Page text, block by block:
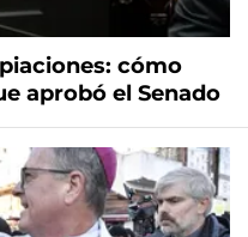
cómo
aprobó el Senado